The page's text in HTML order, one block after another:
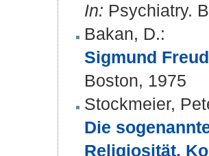
In: Psychiatry.
Bakan, D.:
Sigmund
Boston, 1975
Stockmeier,
Die
Religiosität.